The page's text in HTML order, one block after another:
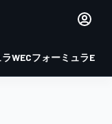
WECフォーミュラE